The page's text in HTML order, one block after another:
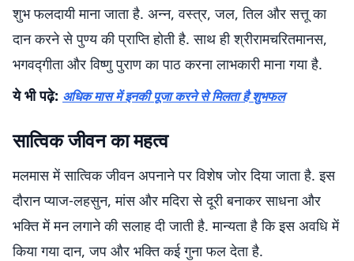
शुभ फलदायी माना जाता है. अन्न, वस्त्र, जल, तिल और सत्तू का
दान करने से पुण्य की प्राप्ति होती है. साथ ही श्रीरामचरितमानस,
भगवद्गीता और विष्णु पुराण का पाठ करना लाभकारी माना गया है.
ये भी पढ़े: अधिक मास में इनकी पूजा करने से मिलता है शुभफल
सात्विक जीवन का महत्व
मलमास में सात्विक जीवन अपनाने पर विशेष जोर दिया जाता है. इस
दौरान प्याज-लहसुन, मांस और मदिरा से दूरी बनाकर साधना और
भक्ति में मन लगाने की सलाह दी जाती है. मान्यता है कि इस अवधि में
किया गया दान, जप और भक्ति कई गुना फल देता है.